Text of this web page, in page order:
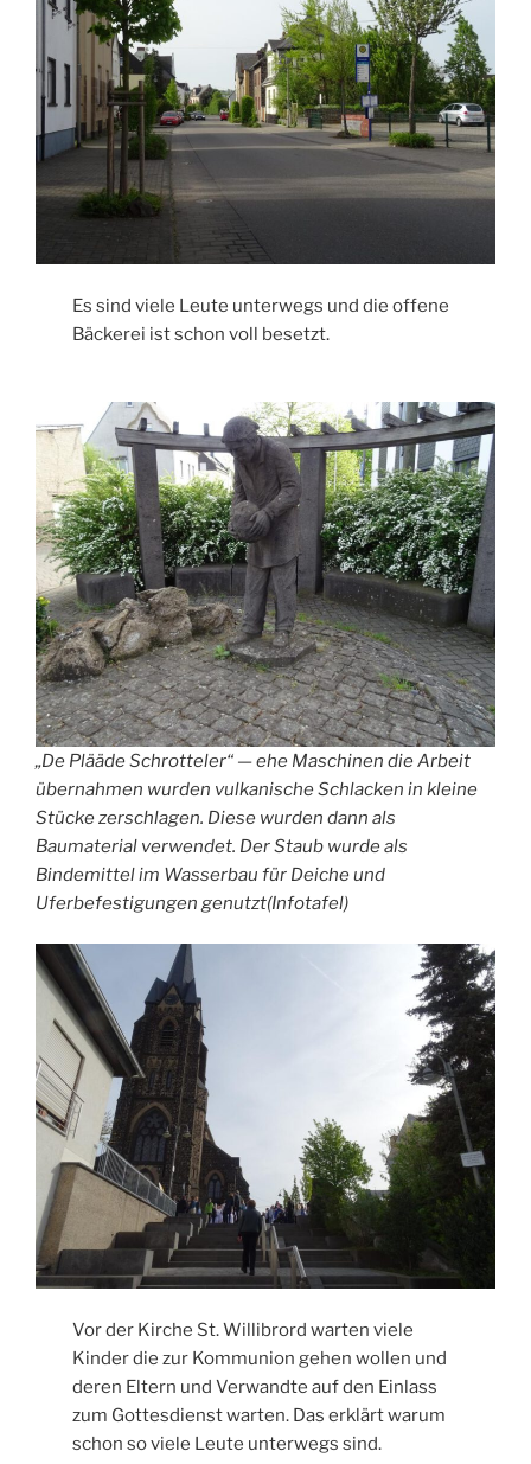
Es sind viele Leute unterwegs und die offene
Bäckerei ist schon voll besetzt.
„De Plääde Schrotteler“ — ehe Maschinen die Arbeit
übernahmen wurden vulkanische Schlacken in kleine
Stücke zerschlagen. Diese wurden dann als
Baumaterial verwendet. Der Staub wurde als
Bindemittel im Wasserbau für Deiche und
Uferbefestigungen genutzt(Infotafel)
Vor der Kirche St. Willibrord warten viele
Kinder die zur Kommunion gehen wollen und
deren Eltern und Verwandte auf den Einlass
zum Gottesdienst warten. Das erklärt warum
schon so viele Leute unterwegs sind.